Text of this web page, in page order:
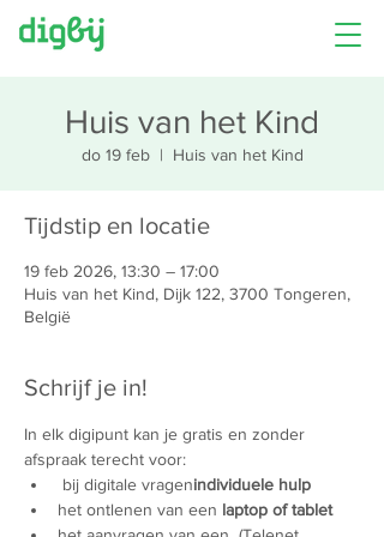
Huis van het Kind
do 19 feb
  |
Huis van het Kind
Tijdstip en locatie
19 feb 2026, 13:30 – 17:00
Huis van het Kind, Dijk 122, 3700 Tongeren,
België
Schrijf je in!
In elk digipunt kan je gratis en zonder
afspraak terecht voor:
bij digitale vragenindividuele hulp
het ontlenen van een laptop of tablet